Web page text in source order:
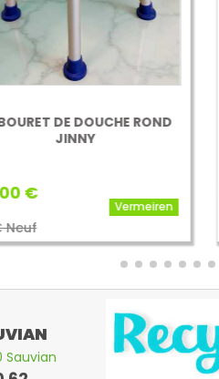
CHAISE DE DOUCHE - AIDAPT
50,00 €
120€ Neuf
Sauvian